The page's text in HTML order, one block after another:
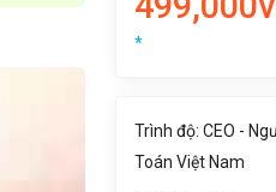
*
Trình độ: CEO -
Toán Việt Nam